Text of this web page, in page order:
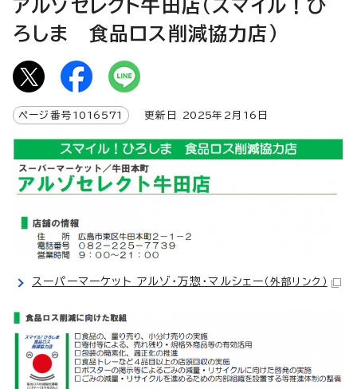
アルゾセレクト牛田店（スマイル！ひ
ろしま 食品ロス削減協力店）
ページ番号 1016571 更新日 2025年2月 16 日
スーパーマーケット アルゾ・万惣・マルシェー （外部リンク）